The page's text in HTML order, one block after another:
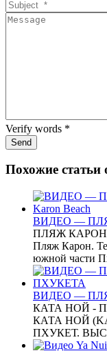
Verify words *
Похожие статьи
ВИДЕО —
ПЛЯЖ КАРОН
Пляж Карон.
южной части
ВИДЕО —
КАТА НОЙ -
КАТА НОЙ
ПХУКЕТ.